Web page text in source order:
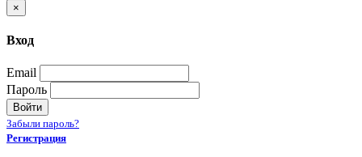
×
Вход
Email
Пароль
Войти
Забыли пароль?
Регистрация